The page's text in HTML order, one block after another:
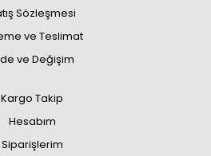
Sözleşmesi
ve Teslimat
ve Değişim
Kargo Takip
Hesabım
Siparişlerim